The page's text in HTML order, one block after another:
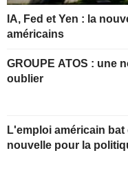
IA, Fed et Yen : la
américains
GROUPE ATOS : une nouvelle année à
oublier
L'emploi américain
nouvelle pour la